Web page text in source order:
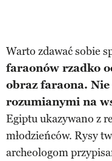
Warto zdawać sobie
faraonów rzadko
obraz faraona.
rozumianymi na
Egiptu ukazywano z
młodzieńców. Rysy
archeologom